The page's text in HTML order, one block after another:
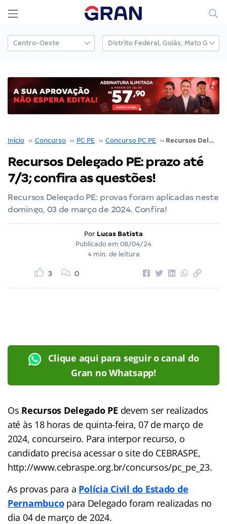
Início ›› Concurso ›› PC PE ›› Concurso PC PE ›› Recursos Delegado PE: prazo até 7/3; confira as questões!
Recursos Delegado PE: prazo até
7/3; confira as questões!
Recursos Delegado PE: provas foram aplicadas neste
domingo, 03 de março de 2024. Confira!
Por Lucas Batista
Publicado em 08/04/24
4 min. de leitura
3 0
Clique aqui para seguir o canal do
Gran no Whatsapp!
Os Recursos Delegado PE devem ser realizados
até às 18 horas de quinta-feira, 07 de março de
2024, concurseiro. Para interpor recurso, o
candidato precisa acessar o site do CEBRASPE,
http://www.cebraspe.org.br/concursos/pc_pe_23.
As provas para a Polícia Civil do Estado de
Pernambucopara Delegado foram realizadas no
dia 04 de março de 2024.